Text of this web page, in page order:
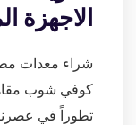
الاجهزة
شراء معدات
كوفي شوب
تطوراً في